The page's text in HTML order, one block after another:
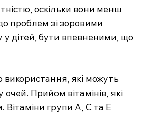
оскільки вони менш
проблем зі зоровими
у дітей, бути впевненими, що
які можуть
Прийом вітамінів, які
групи A, C та E